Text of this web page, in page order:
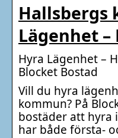
Hallsbergs
Lägenhet
Hyra Lägenhet –
Blocket Bostad
Vill du hyra
kommun? På
bostäder att hyra
har både första-